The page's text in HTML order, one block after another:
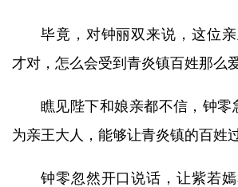
毕竟，对钟丽双来说，这位
才对，怎么会受到青炎镇百姓那么
瞧见陛下和娘亲都不信，钟零
为亲王大人，能够让青炎镇的百姓
钟零忽然开口说话，让紫若